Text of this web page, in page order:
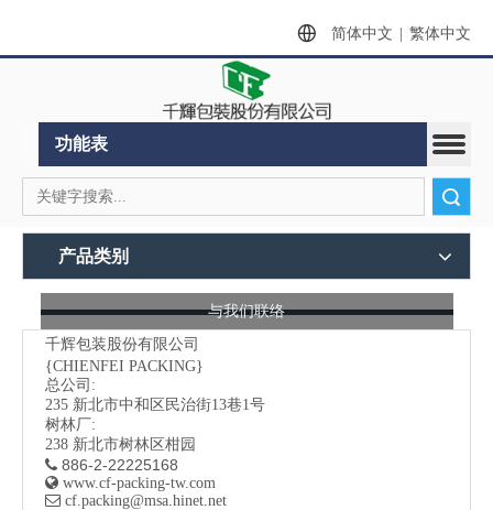
简体中文 繁体中文
功能表
产品类别
与我们联络
千辉包装股份有限公司
{CHIENFEI PACKING}
总公司:
235 新北市中和区民治街13巷1号
树林厂:
238 新北市树林区柑园
 886-2-22225168
 www.cf-packing-tw.com
 ​ cf.packing@msa.hinet.net